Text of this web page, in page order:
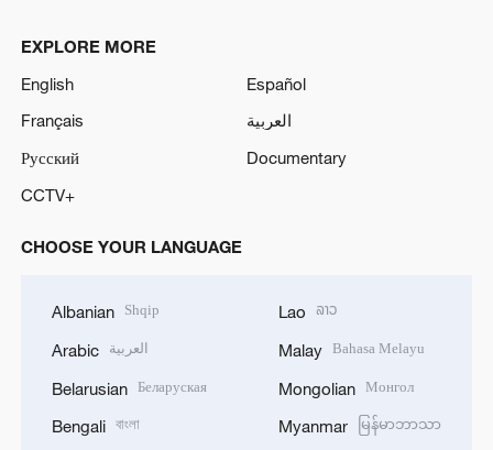
EXPLORE MORE
English
Español
Français
العربية
Русский
Documentary
CCTV+
CHOOSE YOUR LANGUAGE
Albanian Shqip
Arabic العربية
Belarusian Беларуская
Bengali বাংলা
Lao ລາວ
Malay Bahasa Melayu
Mongolian Монгол
Myanmar မြန်မာဘာသာ